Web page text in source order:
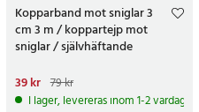
Kopparband mot sniglar 3
cm 3 m / koppartejp mot
sniglar / självhäftande
Nuvarande pris
pris:79 kr
39 kr 79 kr
I lager, levereras inom 1-2 vardagar